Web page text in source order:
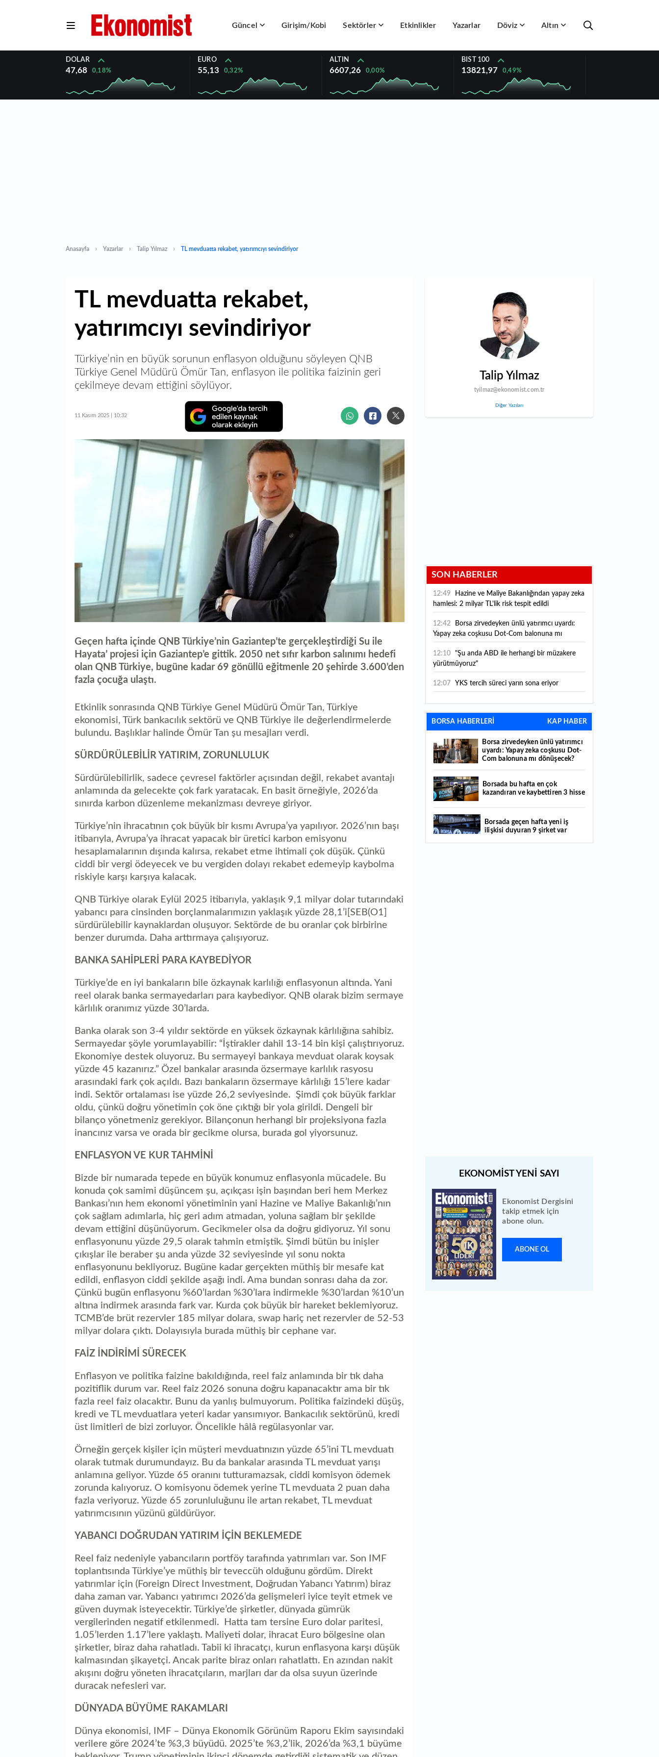
Güncel Girişim/Kobi Sektörler Etkinlikler Yazarlar Döviz Altın
DOLAR
47,68 0,18%
EURO
55,13 0,32%
ALTIN
6607,26 0,00%
BIST 100
13821,97 0,49%
Anasayfa Yazarlar Talip Yılmaz TL mevduatta rekabet, yatırımcıyı sevindiriyor
TL mevduatta rekabet,
yatırımcıyı sevindiriyor
Türkiye’nin en büyük sorunun enflasyon olduğunu söyleyen QNB
Türkiye Genel Müdürü Ömür Tan, enflasyon ile politika faizinin geri
çekilmeye devam ettiğini söylüyor.
11 Kasım 2025 | 10:32
Geçen hafta içinde QNB Türkiye’nin Gaziantep’te gerçekleştirdiği Su ile
Hayata’ projesi için Gaziantep’e gittik. 2050 net sıfır karbon salınımı hedefi
olan QNB Türkiye, bugüne kadar 69 gönüllü eğitmenle 20 şehirde 3.600’den
fazla çocuğa ulaştı.
Etkinlik sonrasında QNB Türkiye Genel Müdürü Ömür Tan, Türkiye
ekonomisi, Türk bankacılık sektörü ve QNB Türkiye ile değerlendirmelerde
bulundu. Başlıklar halinde Ömür Tan şu mesajları verdi.
SÜRDÜRÜLEBİLİR YATIRIM, ZORUNLULUK
Sürdürülebilirlik, sadece çevresel faktörler açısından değil, rekabet avantajı
anlamında da gelecekte çok fark yaratacak. En basit örneğiyle, 2026’da
sınırda karbon düzenleme mekanizması devreye giriyor.
Türkiye’nin ihracatının çok büyük bir kısmı Avrupa’ya yapılıyor. 2026’nın başı
itibarıyla, Avrupa’ya ihracat yapacak bir üretici karbon emisyonu
hesaplamalarının dışında kalırsa, rekabet etme ihtimali çok düşük. Çünkü
ciddi bir vergi ödeyecek ve bu vergiden dolayı rekabet edemeyip kaybolma
riskiyle karşı karşıya kalacak.
QNB Türkiye olarak Eylül 2025 itibarıyla, yaklaşık 9,1 milyar dolar tutarındaki
yabancı para cinsinden borçlanmalarımızın yaklaşık yüzde 28,1’i[SEB(O1]
sürdürülebilir kaynaklardan oluşuyor. Sektörde de bu oranlar çok birbirine
benzer durumda. Daha arttırmaya çalışıyoruz.
BANKA SAHİPLERİ PARA KAYBEDİYOR
Türkiye’de en iyi bankaların bile özkaynak karlılığı enflasyonun altında. Yani
reel olarak banka sermayedarları para kaybediyor. QNB olarak bizim sermaye
kârlılık oranımız yüzde 30’larda.
Banka olarak son 3-4 yıldır sektörde en yüksek özkaynak kârlılığına sahibiz.
Sermayedar şöyle yorumlayabilir: “İştirakler dahil 13-14 bin kişi çalıştırıyoruz.
Ekonomiye destek oluyoruz. Bu sermayeyi bankaya mevduat olarak koysak
yüzde 45 kazanırız.” Özel bankalar arasında özsermaye karlılık rasyosu
arasındaki fark çok açıldı. Bazı bankaların özsermaye kârlılığı 15’lere kadar
indi. Sektör ortalaması ise yüzde 26,2 seviyesinde. Şimdi çok büyük farklar
oldu, çünkü doğru yönetimin çok öne çıktığı bir yola girildi. Dengeli bir
bilanço yönetmeniz gerekiyor. Bilançonun herhangi bir projeksiyona fazla
inancınız varsa ve orada bir gecikme olursa, burada gol yiyorsunuz.
ENFLASYON VE KUR TAHMİNİ
Bizde bir numarada tepede en büyük konumuz enflasyonla mücadele. Bu
konuda çok samimi düşüncem şu, açıkçası işin başından beri hem Merkez
Bankası’nın hem ekonomi yönetiminin yani Hazine ve Maliye Bakanlığı’nın
çok sağlam adımlarla, hiç geri adım atmadan, yoluna sağlam bir şekilde
devam ettiğini düşünüyorum. Gecikmeler olsa da doğru gidiyoruz. Yıl sonu
enflasyonunu yüzde 29,5 olarak tahmin etmiştik. Şimdi bütün bu inişler
çıkışlar ile beraber şu anda yüzde 32 seviyesinde yıl sonu nokta
enflasyonunu bekliyoruz. Bugüne kadar gerçekten müthiş bir mesafe kat
edildi, enflasyon ciddi şekilde aşağı indi. Ama bundan sonrası daha da zor.
Çünkü bugün enflasyonu %60’lardan %30’lara indirmekle %30’lardan %10’un
altına indirmek arasında fark var. Kurda çok büyük bir hareket beklemiyoruz.
TCMB’de brüt rezervler 185 milyar dolara, swap hariç net rezervler de 52-53
milyar dolara çıktı. Dolayısıyla burada müthiş bir cephane var.
FAİZ İNDİRİMİ SÜRECEK
Enflasyon ve politika faizine bakıldığında, reel faiz anlamında bir tık daha
pozitiflik durum var. Reel faiz 2026 sonuna doğru kapanacaktır ama bir tık
fazla reel faiz olacaktır. Bunu da yanlış bulmuyorum. Politika faizindeki düşüş,
kredi ve TL mevduatlara yeteri kadar yansımıyor. Bankacılık sektörünü, kredi
üst limitleri de bizi zorluyor. Öncelikle hâlâ regülasyonlar var.
Örneğin gerçek kişiler için müşteri mevduatınızın yüzde 65’ini TL mevduatı
olarak tutmak durumundayız. Bu da bankalar arasında TL mevduat yarışı
anlamına geliyor. Yüzde 65 oranını tutturamazsak, ciddi komisyon ödemek
zorunda kalıyoruz. O komisyonu ödemek yerine TL mevduata 2 puan daha
fazla veriyoruz. Yüzde 65 zorunluluğunu ile artan rekabet, TL mevduat
yatırımcısının yüzünü güldürüyor.
YABANCI DOĞRUDAN YATIRIM İÇİN BEKLEMEDE
Reel faiz nedeniyle yabancıların portföy tarafında yatırımları var. Son IMF
toplantısında Türkiye’ye müthiş bir teveccüh olduğunu gördüm. Direkt
yatırımlar için (Foreign Direct Investment, Doğrudan Yabancı Yatırım) biraz
daha zaman var. Yabancı yatırımcı 2026’da gelişmeleri iyice teyit etmek ve
güven duymak isteyecektir. Türkiye’de şirketler, dünyada gümrük
vergilerinden negatif etkilenmedi. Hatta tam tersine Euro dolar paritesi,
1.05’lerden 1.17’lere yaklaştı. Maliyeti dolar, ihracat Euro bölgesine olan
şirketler, biraz daha rahatladı. Tabii ki ihracatçı, kurun enflasyona karşı düşük
kalmasından şikayetçi. Ancak parite biraz onları rahatlattı. En azından nakit
akışını doğru yöneten ihracatçıların, marjları dar da olsa suyun üzerinde
duracak nefesleri var.
DÜNYADA BÜYÜME RAKAMLARI
Dünya ekonomisi, IMF – Dünya Ekonomik Görünüm Raporu Ekim sayısındaki
verilere göre 2024’te %3,3 büyüdü. 2025’te %3,2’lik, 2026’da %3,1 büyüme
Talip Yılmaz
tyilmaz@ekonomist.com.tr
Diğer Yazıları
SON HABERLER
12:49
hamlesi: 2 milyar TL'lik risk tespit edildi
12:42
Yapay zeka coşkusu Dot-Com balonuna mı
dönüşecek?
12:10
"Şu anda ABD ile herhangi bir müzakere
yürütmüyoruz"
12:07 YKS tercih süreci yarın sona eriyor
12:04 TSE 129 personel alacak: Başvurular ne
zaman başlıyor?
yolunda yüzde 2,6'lık artış
00:16 1500 yıllık gizem gün yüzüne çıktı:
00:06 12 bin yıldır genetiğini koruyor: Üretim
alanı iki katına çıkacak
12:37 Kırtasiye sektöründe okula dönüş mesaisi
başladı
BORSA HABERLERİ KAP HABER
Borsa zirvedeyken ünlü yatırımcı
uyardı: Yapay zeka coşkusu Dot-
Com balonuna mı dönüşecek?
Borsada bu hafta en çok
kazandıran ve kaybettiren 3 hisse
Borsada geçen hafta yeni iş
ilişkisi duyuran 9 şirket var
Ekonomist Dergisini
takip etmek için
abone olun.
ABONE OL